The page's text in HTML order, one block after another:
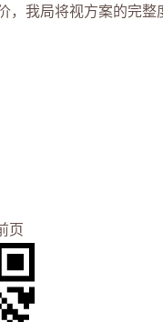
我局将视方案的完
页